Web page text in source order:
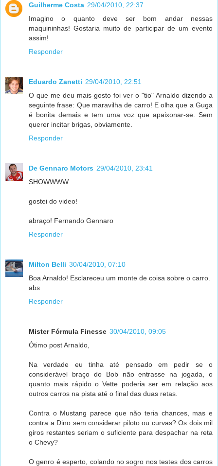
Guilherme Costa 29/04/2010, 22:37
Imagino o quanto deve ser bom andar nessas
maquininhas! Gostaria muito de participar de um evento
assim!
Responder
Eduardo Zanetti 29/04/2010, 22:51
O que me deu mais gosto foi ver o "tio" Arnaldo dizendo a
seguinte frase: Que maravilha de carro! E olha que a Guga
é bonita demais e tem uma voz que apaixonar-se. Sem
querer incitar brigas, obviamente.
Responder
De Gennaro Motors 29/04/2010, 23:41
SHOWWWW
gostei do video!
abraço! Fernando Gennaro
Responder
Milton Belli 30/04/2010, 07:10
Boa Arnaldo! Esclareceu um monte de coisa sobre o carro.
abs
Responder
Mister Fórmula Finesse 30/04/2010, 09:05
Ótimo post Arnaldo,
Na verdade eu tinha até pensado em pedir se o
considerável braço do Bob não entrasse na jogada, o
quanto mais rápido o Vette poderia ser em relação aos
outros carros na pista até o final das duas retas.
Contra o Mustang parece que não teria chances, mas e
contra a Dino sem considerar piloto ou curvas? Os dois mil
giros restantes seriam o suficiente para despachar na reta
o Chevy?
O genro é esperto, colando no sogro nos testes dos carros